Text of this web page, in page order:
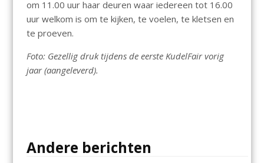
om 11.00 uur haar deuren waar iedereen tot 16.00
uur welkom is om te kijken, te voelen, te kletsen en
te proeven.
Foto: Gezellig druk tijdens de eerste KudelFair vorig
jaar (aangeleverd).
Andere berichten